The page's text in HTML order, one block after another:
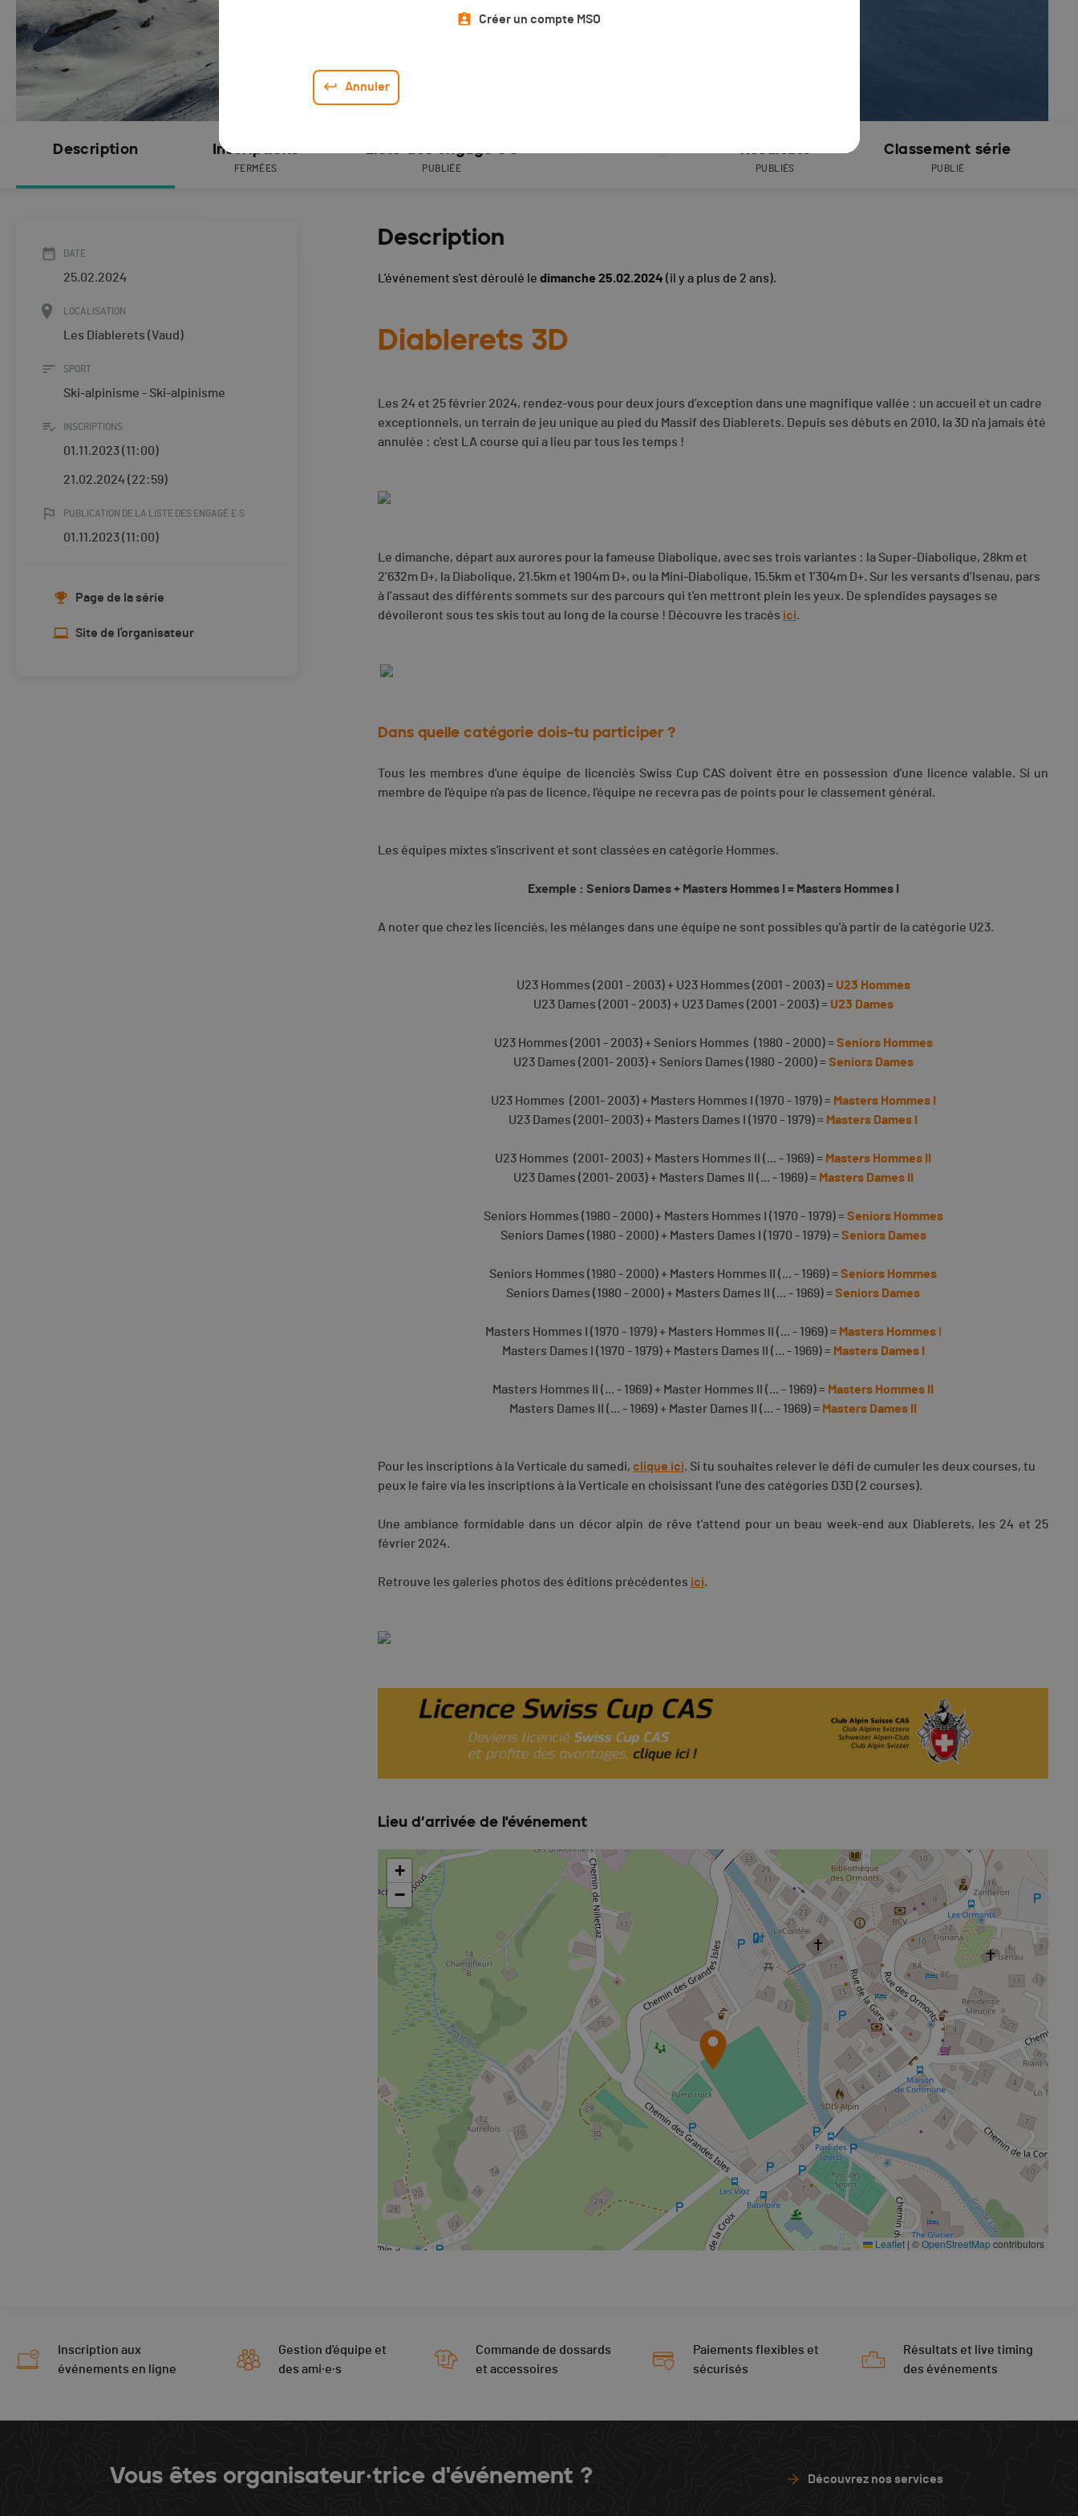
Créer un compte MSO
Annuler
Description Inscriptions
FERMÉES
Liste des engagé·e·s
PUBLIÉE
Live timing Résultats
PUBLIÉS
Classement série
PUBLIÉ
DATE
25.02.2024
LOCALISATION
Les Diablerets (Vaud)
SPORT
Ski-alpinisme - Ski-alpinisme
INSCRIPTIONS
01.11.2023 (11:00)
21.02.2024 (22:59)
PUBLICATION DE LA LISTE DES ENGAGÉ·E·S
01.11.2023 (11:00)
Page de la série
Site de l'organisateur
Description
L'événement s'est déroulé le dimanche 25.02.2024 (il y a plus de 2 ans).
Diablerets 3D
Les 24 et 25 février 2024, rendez-vous pour deux jours d’exception dans une magnifique vallée : un accueil et un cadre
exceptionnels, un terrain de jeu unique au pied du Massif des Diablerets. Depuis ses débuts en 2010, la 3D n'a jamais été
annulée : c'est LA course qui a lieu par tous les temps !
Le dimanche, départ aux aurores pour la fameuse Diabolique, avec ses trois variantes : la Super-Diabolique, 28km et
2’632m D+, la Diabolique, 21.5km et 1904m D+, ou la Mini-Diabolique, 15.5km et 1’304m D+. Sur les versants d’Isenau, pars
à l’assaut des différents sommets sur des parcours qui t'en mettront plein les yeux. De splendides paysages se
dévoileront sous tes skis tout au long de la course ! Découvre les tracés ici.
Dans quelle catégorie dois-tu participer ?
Tous les membres d'une équipe de licenciés Swiss Cup CAS doivent être en possession d'une licence valable. Si un
membre de l'équipe n'a pas de licence, l'équipe ne recevra pas de points pour le classement général.
Les équipes mixtes s'inscrivent et sont classées en catégorie Hommes.
Exemple : Seniors Dames + Masters Hommes I = Masters Hommes I
A noter que chez les licenciés, les mélanges dans une équipe ne sont possibles qu'à partir de la catégorie U23.
U23 Hommes (2001 - 2003) + U23 Hommes (2001 - 2003) = U23 Hommes
U23 Dames (2001 - 2003) + U23 Dames (2001 - 2003) = U23 Dames
U23 Hommes (2001 - 2003) + Seniors Hommes (1980 - 2000) = Seniors Hommes
U23 Dames (2001- 2003) + Seniors Dames (1980 - 2000) =Seniors Dames
U23 Hommes (2001- 2003) + Masters Hommes I (1970 - 1979) = Masters Hommes I
U23 Dames (2001- 2003) + Masters Dames I (1970 - 1979) = Masters Dames I
U23 Hommes (2001- 2003) + Masters Hommes II (... - 1969) = Masters Hommes II
U23 Dames (2001- 2003) + Masters Dames II (... - 1969) = Masters Dames II
Seniors Hommes (1980 - 2000) + Masters Hommes I (1970 - 1979) = Seniors Hommes
Seniors Dames (1980 - 2000) + Masters Dames I (1970 - 1979) = Seniors Dames
Seniors Hommes (1980 - 2000) + Masters Hommes II (... - 1969) =Seniors Hommes
Seniors Dames (1980 - 2000) + Masters Dames II (... - 1969) =Seniors Dames
Masters Hommes I (1970 - 1979) + Masters Hommes II (... - 1969) = Masters HommesI
Masters Dames I (1970 - 1979) + Masters Dames II (... - 1969) = Masters Dames I
Masters Hommes II (... - 1969) + Master Hommes II (... - 1969) = Masters Hommes II
Masters Dames II (... - 1969) + Master Dames II (... - 1969) = Masters Dames II
Pour les inscriptions à la Verticale du samedi, clique ici. Si tu souhaites relever le défi de cumuler les deux courses, tu
peux le faire via les inscriptions à la Verticale en choisissant l'une des catégories D3D (2 courses).
Une ambiance formidable dans un décor alpin de rêve t'attend pour un beau week-end aux Diablerets, les 24 et 25
février 2024.
Retrouve les galeries photos des éditions précédentes ici.
Lieu d’arrivée de l'événement
+
−
Leaflet | ©OpenStreetMapcontributors
Inscription aux
événements en ligne
Gestion d'équipe et
des ami·e·s
Commande de dossards
et accessoires
Paiements flexibles et
sécurisés
Résultats et live timing
des événements
Vous êtes organisateur·trice d'événement ? Découvrez nos services